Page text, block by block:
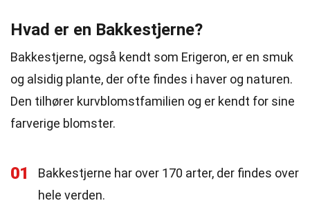
Hvad er en Bakkestjerne?
Bakkestjerne, også kendt som Erigeron, er en smuk
og alsidig plante, der ofte findes i haver og naturen.
Den tilhører kurvblomstfamilien og er kendt for sine
farverige blomster.
01
Bakkestjerne har over 170 arter, der findes over
hele verden.